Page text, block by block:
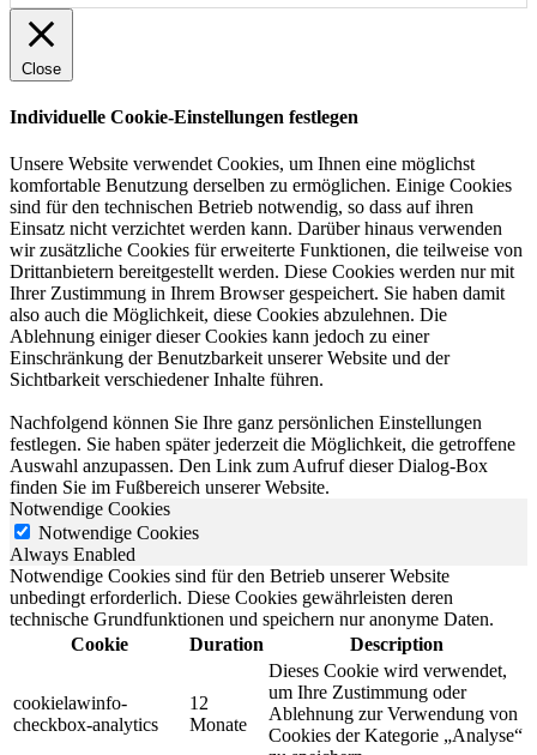
Close
Individuelle Cookie-Einstellungen festlegen
Unsere Website verwendet Cookies, um Ihnen eine möglichst
komfortable Benutzung derselben zu ermöglichen. Einige Cookies
sind für den technischen Betrieb notwendig, so dass auf ihren
Einsatz nicht verzichtet werden kann. Darüber hinaus verwenden
wir zusätzliche Cookies für erweiterte Funktionen, die teilweise von
Drittanbietern bereitgestellt werden. Diese Cookies werden nur mit
Ihrer Zustimmung in Ihrem Browser gespeichert. Sie haben damit
also auch die Möglichkeit, diese Cookies abzulehnen. Die
Ablehnung einiger dieser Cookies kann jedoch zu einer
Einschränkung der Benutzbarkeit unserer Website und der
Sichtbarkeit verschiedener Inhalte führen.
Nachfolgend können Sie Ihre ganz persönlichen Einstellungen
festlegen. Sie haben später jederzeit die Möglichkeit, die getroffene
Auswahl anzupassen. Den Link zum Aufruf dieser Dialog-Box
finden Sie im Fußbereich unserer Website.
Notwendige Cookies
Notwendige Cookies
Always Enabled
Notwendige Cookies sind für den Betrieb unserer Website
unbedingt erforderlich. Diese Cookies gewährleisten deren
technische Grundfunktionen und speichern nur anonyme Daten.
Cookie
Duration Description
cookielawinfo-
checkbox-analytics
12
Monate
Dieses Cookie wird verwendet,
um Ihre Zustimmung oder
Ablehnung zur Verwendung von
Cookies der Kategorie „Analyse“